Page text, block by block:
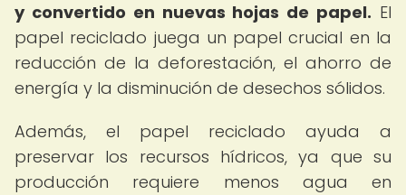
y convertido en nuevas hojas de papel. El
papel reciclado juega un papel crucial en la
reducción de la deforestación, el ahorro de
energía y la disminución de desechos sólidos.
Además, el papel reciclado ayuda a
preservar los recursos hídricos, ya que su
producción requiere menos agua en